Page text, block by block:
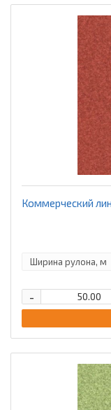
Коммерческий
-